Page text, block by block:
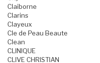
Claiborne
Clarins
Clayeux
Cle de Peau Beaute
Clean
CLINIQUE
CLIVE CHRISTIAN